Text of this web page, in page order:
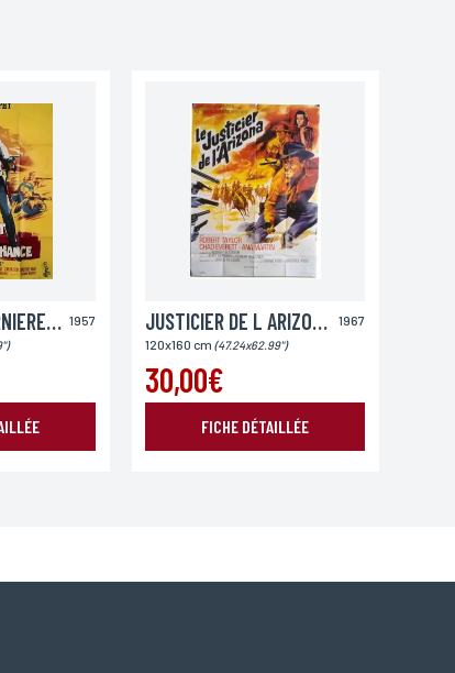
1957
FORT DE LA DERNIERE CHANCE (LE) 1967
JUSTICIER DE L ARIZONA (LE)
120x160 cm (47.24x62.99")
30,00€
FICHE DÉTAILLÉE